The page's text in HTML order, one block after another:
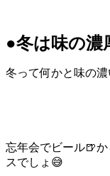
●冬は味の濃
冬って何かと味の
忘年会でビール🍺
スでしょ😅